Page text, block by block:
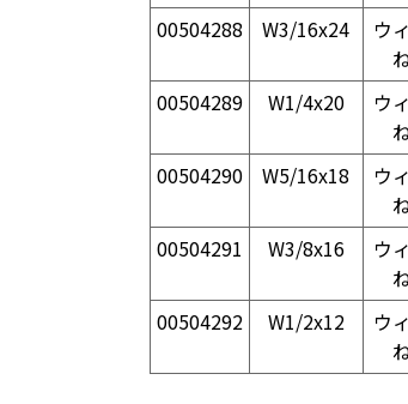
00504288 W3/16x24
ウ
00504289 W1/4x20
ウ
00504290 W5/16x18
ウ
00504291 W3/8x16
ウ
00504292 W1/2x12
ウ